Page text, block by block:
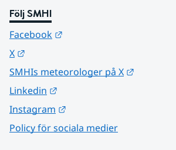
Följ SMHI
Facebook
X
SMHIs meteorologer på X
Linkedin
Instagram
Policy för sociala medier